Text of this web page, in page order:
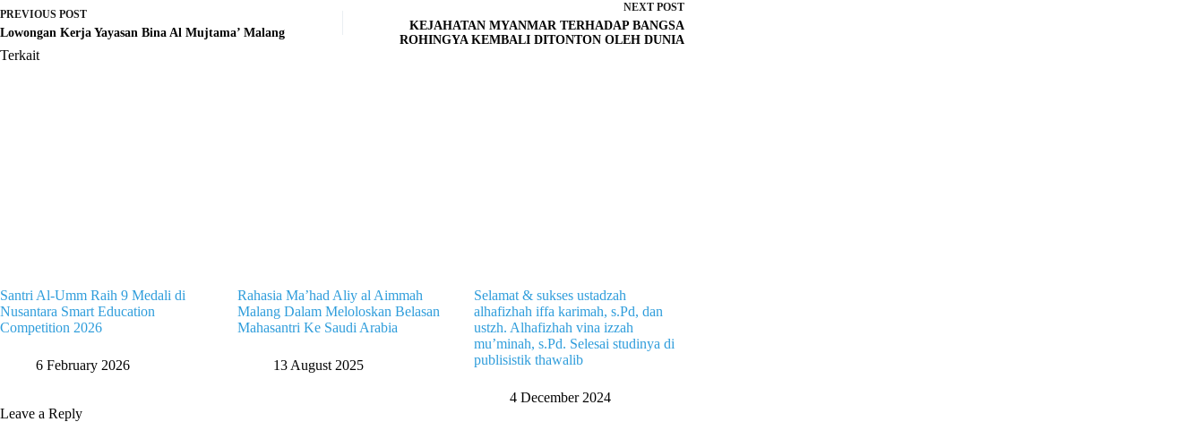
PREVIOUS POST
Lowongan Kerja Yayasan Bina Al Mujtama’ Malang
NEXT POST
KEJAHATAN MYANMAR TERHADAP BANGSA
ROHINGYA KEMBALI DITONTON OLEH DUNIA
Terkait
Santri Al-Umm Raih 9 Medali di
Nusantara Smart Education
Competition 2026
6 February 2026
Rahasia Ma’had Aliy al Aimmah
Malang Dalam Meloloskan Belasan
Mahasantri Ke Saudi Arabia
13 August 2025
Selamat & sukses ustadzah
alhafizhah iffa karimah, s.Pd, dan
ustzh. Alhafizhah vina izzah
mu’minah, s.Pd. Selesai studinya di
publisistik thawalib
4 December 2024
Leave a Reply